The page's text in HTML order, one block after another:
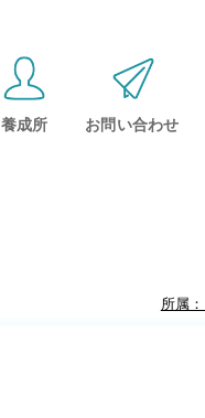
養成所 お問い合わせ
所属